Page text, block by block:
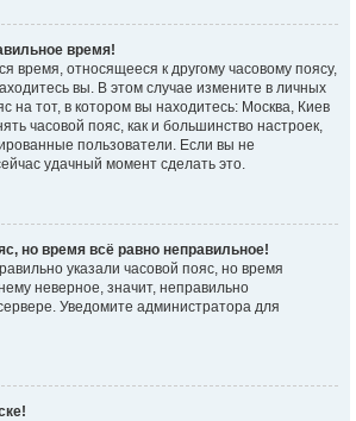
время!
время, относящееся к другому часовому поясу,
вы. В этом случае измените в личных
на тот, в котором вы находитесь: Москва, Киев
часовой пояс, как и большинство настроек,
пользователи. Если вы не
удачный момент сделать это.
но время всё равно неправильное!
указали часовой пояс, но время
неверное, значит, неправильно
Уведомите администратора для